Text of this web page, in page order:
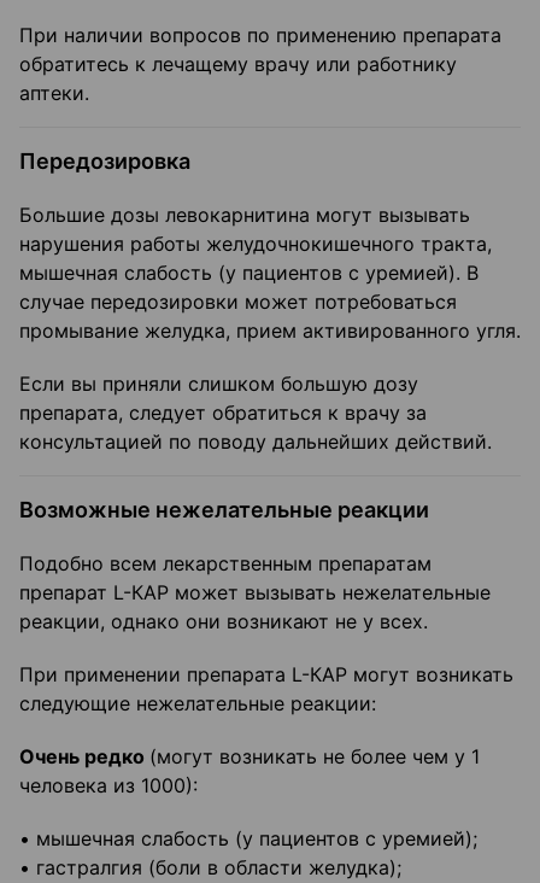
При наличии вопросов по применению препарата
обратитесь к лечащему врачу или работнику
аптеки.
Передозировка
Большие дозы левокарнитина могут вызывать
нарушения работы желудочно­кишечного тракта,
мышечная слабость (у пациентов с уремией). В
случае передозировки может потребоваться
промывание желудка, прием активированного угля.
Если вы приняли слишком большую дозу
препарата, следует обратиться к врачу за
консультацией по поводу дальнейших действий.
Возможные нежелательные реакции
Подобно всем лекарственным препаратам
препарат L-КАР может вызывать нежелательные
реакции, однако они возникают не у всех.
При применении препарата L-КАР могут возникать
следующие нежелательные реакции:
Очень редко (могут возникать не более чем у 1
человека из 1000):
• мышечная слабость (у пациентов с уремией);
• гастралгия (боли в области желудка);